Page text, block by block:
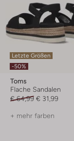
Letzte Größen
-50%
Toms
Flache Sandalen
€ 64,99 € 31,99
+ mehr farben